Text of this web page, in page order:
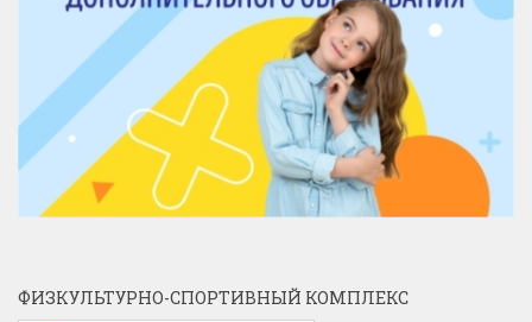
ФИЗКУЛЬТУРНО-СПОРТИВНЫЙ КОМПЛЕКС